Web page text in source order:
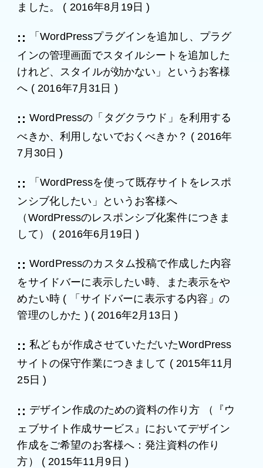
ました。
( 2016年8月19日 )
「WordPressプラグインを追加し、プラグ
インの管理画面でスタイルシートを追加した
けれど、スタイルが効かない」というお客様
へ (2016年7月31日 )
WordPressの「タグクラウド」を利用する
べきか、利用しないでおくべきか？ (2016年
7月30日 )
「WordPressを使って既存サイトをレスポ
ンシブ化したい」というお客様へ
（WordPressのレスポンシブ化案件につきま
して）
(2016年6月19日 )
WordPressのカスタム投稿で作成した内容
をサイドバーに表示したい時、また表示をや
めたい時 ( 「サイドバーに表示する内容」の
管理のしかた ) (2016年2月13日 )
私どもが作成させていただいたWordPress
サイトの保守作業につきまして (2015年11月
25日 )
デザイン作成のための資料の作り方 （『ウ
ェブサイト作成サービス』においてデザイン
作成をご希望のお客様へ：発注資料の作り
方）
( 2015年11月9日 )